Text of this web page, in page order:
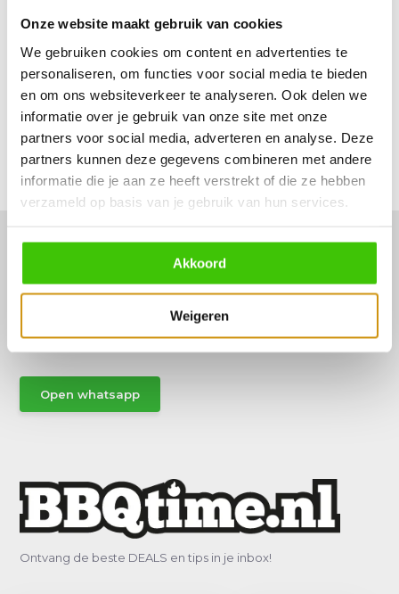
Onze website maakt gebruik van cookies
We gebruiken cookies om content en advertenties te
personaliseren, om functies voor social media te bieden
en om ons websiteverkeer te analyseren. Ook delen we
informatie over je gebruik van onze site met onze
partners voor social media, adverteren en analyse. Deze
partners kunnen deze gegevens combineren met andere
informatie die je aan ze heeft verstrekt of die ze hebben
verzameld op basis van je gebruik van hun services.
Akkoord
Weigeren
Productomschrijving
Specificaties
Reviews
Delen
Hulp of advies nodig?
Vraag het een van onze specialisten!
Open whatsapp
Ontvang de beste DEALS en tips in je inbox!